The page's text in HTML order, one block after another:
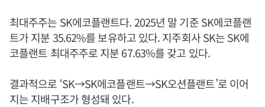
최대주주는 SK에코플랜트다. 2025년 말 기준 SK에코플랜
트가 지분 35.62%를 보유하고 있다. 지주회사 SK는 SK에
코플랜트 최대주주로 지분 67.63%를 갖고 있다.
결과적으로 ‘SK→SK에코플랜트→SK오션플랜트’로 이어
지는 지배구조가 형성돼 있다.